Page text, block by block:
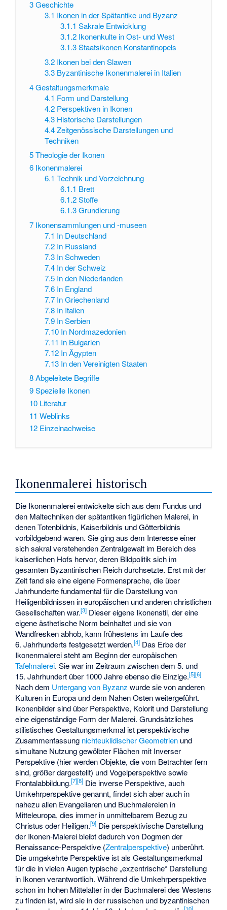
3Geschichte
3.1 Ikonen in der Spätantike und Byzanz
3.1.1 Sakrale Entwicklung
3.1.2 Ikonenkulte in Ost- und West
3.1.3 Staatsikonen Konstantinopels
3.2 Ikonen bei den Slawen
3.3 Byzantinische Ikonenmalerei in Italien
4Gestaltungsmerkmale
4.1 Form und Darstellung
4.2 Perspektiven in Ikonen
4.3 Historische Darstellungen
4.4 Zeitgenössische Darstellungen und
Techniken
5Theologie der Ikonen
6 Ikonenmalerei
6.1 Technik und Vorzeichnung
6.1.1 Brett
6.1.2 Stoffe
6.1.3 Grundierung
7 Ikonensammlungen und -museen
7.1 In Deutschland
7.2 In Russland
7.3 In Schweden
7.4 In der Schweiz
7.5 In den Niederlanden
7.6 In England
7.7 In Griechenland
7.8 In Italien
7.9 In Serbien
7.10 In Nordmazedonien
7.11 In Bulgarien
7.12 In Ägypten
7.13 In den Vereinigten Staaten
8Abgeleitete Begriffe
9Spezielle Ikonen
10 Literatur
11 Weblinks
12 Einzelnachweise
Ikonenmalerei historisch
Die Ikonenmalerei entwickelte sich aus dem Fundus und
den Maltechniken der spätantiken figürlichen Malerei, in
denen Totenbildnis, Kaiserbildnis und Götterbildnis
vorbildgebend waren. Sie ging aus dem Interesse einer
sich sakral verstehenden Zentralgewalt im Bereich des
kaiserlichen Hofs hervor, deren Bildpolitik sich im
gesamten Byzantinischen Reich durchsetzte. Erst mit der
Zeit fand sie eine eigene Formensprache, die über
Jahrhunderte fundamental für die Darstellung von
Heiligenbildnissen in europäischen und anderen christlichen
Gesellschaften war.[3] Dieser eigene Ikonenstil, der eine
eigene ästhetische Norm beinhaltet und sie von
Wandfresken abhob, kann frühestens im Laufe des
6. Jahrhunderts festgesetzt werden.[4] Das Erbe der
Ikonenmalerei steht am Beginn der europäischen
Tafelmalerei. Sie war im Zeitraum zwischen dem 5. und
15. Jahrhundert über 1000 Jahre ebenso die Einzige.[5][6]
Nach dem Untergang von Byzanz wurde sie von anderen
Kulturen in Europa und dem Nahen Osten weitergeführt.
Ikonenbilder sind über Perspektive, Kolorit und Darstellung
eine eigenständige Form der Malerei. Grundsätzliches
stilistisches Gestaltungsmerkmal ist perspektivische
Zusammenfassung nichteuklidischer Geometrien und
simultane Nutzung gewölbter Flächen mit Inverser
Perspektive (hier werden Objekte, die vom Betrachter fern
sind, größer dargestellt) und Vogelperspektive sowie
Frontalabbildung.[7][8] Die inverse Perspektive, auch
Umkehrperspektive genannt, findet sich aber auch in
nahezu allen Evangeliaren und Buchmalereien in
Mitteleuropa, dies immer in unmittelbarem Bezug zu
Christus oder Heiligen.[9] Die perspektivische Darstellung
der Ikonen-Malerei bleibt dadurch von Dogmen der
Renaissance-Perspektive (Zentralperspektive) unberührt.
Die umgekehrte Perspektive ist als Gestaltungsmerkmal
für die in vielen Augen typische „exzentrische“ Darstellung
in Ikonen verantwortlich. Während die Umkehrperspektive
schon im hohen Mittelalter in der Buchmalerei des Westens
zu finden ist, wird sie in der russischen und byzantinischen